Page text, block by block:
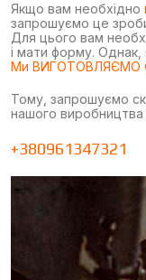
Якщо вам необхідно
запрошуємо це
Для цього вам
і мати форму.
Ми ВИГОТОВЛЯЄМО
Тому, запрошуємо
нашого виробництва
+380961347321